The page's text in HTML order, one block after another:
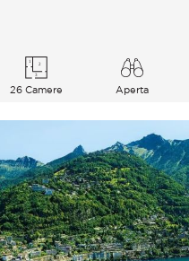
26 Camere
Aperta